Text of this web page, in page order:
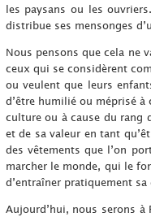
les paysans ou les
distribue ses mensonges
Nous pensons que cela ne
ceux qui se considèrent
ou veulent que leurs
d’être humilié ou méprisé à
culture ou à cause du rang
et de sa valeur en tant
des vêtements que l’on
marcher le monde, qui le
d’entraîner pratiquement
Aujourd’hui, nous serons